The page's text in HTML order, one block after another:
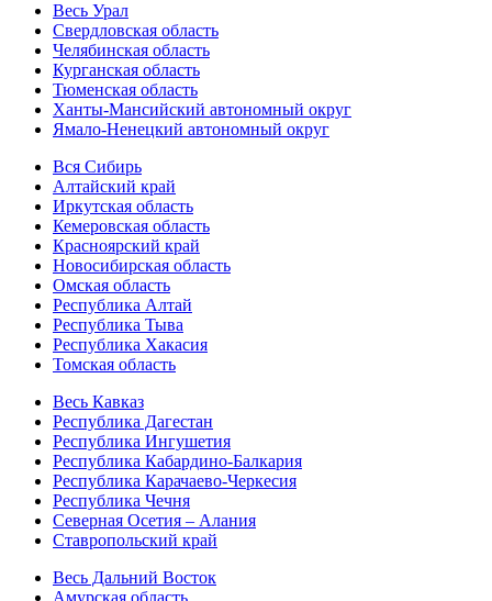
Весь Урал
Свердловская область
Челябинская область
Курганская область
Тюменская область
Ханты-Мансийский автономный округ
Ямало-Ненецкий автономный округ
Вся Сибирь
Алтайский край
Иркутская область
Кемеровская область
Красноярский край
Новосибирская область
Омская область
Республика Алтай
Республика Тыва
Республика Хакасия
Томская область
Весь Кавказ
Республика Дагестан
Республика Ингушетия
Республика Кабардино-Балкария
Республика Карачаево-Черкесия
Республика Чечня
Северная Осетия – Алания
Ставропольский край
Весь Дальний Восток
Амурская область